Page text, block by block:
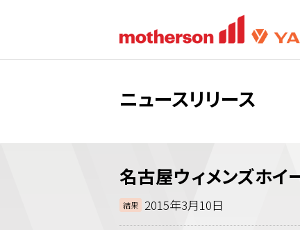
ニュースリリース
名古屋ウィメンズホ
結果 2015年3月10日